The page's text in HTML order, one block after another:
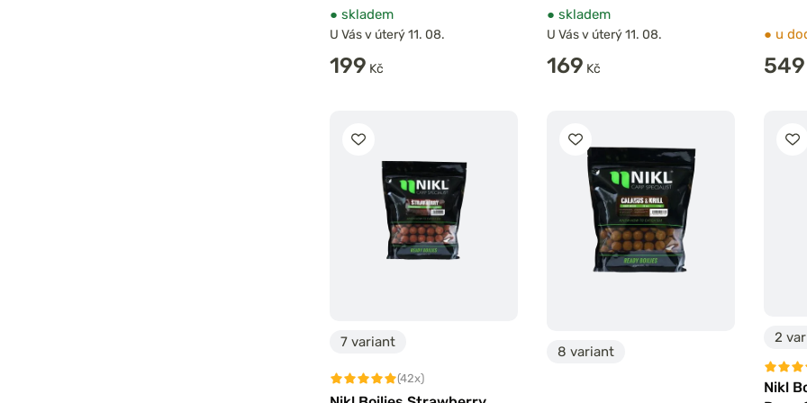
● skladem
U Vás v úterý 11. 08.
199 Kč
● skladem
U Vás v úterý 11. 08.
169 Kč
● u
549
7 variant
(42x)
8 variant
2
Nikl